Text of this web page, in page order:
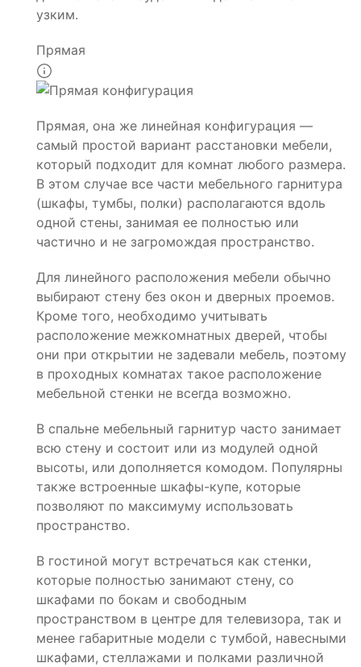
узким.
Прямая
Прямая, она же линейная конфигурация —
самый простой вариант расстановки мебели,
который подходит для комнат любого размера.
В этом случае все части мебельного гарнитура
(шкафы, тумбы, полки) располагаются вдоль
одной стены, занимая ее полностью или
частично и не загромождая пространство.
Для линейного расположения мебели обычно
выбирают стену без окон и дверных проемов.
Кроме того, необходимо учитывать
расположение межкомнатных дверей, чтобы
они при открытии не задевали мебель, поэтому
в проходных комнатах такое расположение
мебельной стенки не всегда возможно.
В спальне мебельный гарнитур часто занимает
всю стену и состоит или из модулей одной
высоты, или дополняется комодом. Популярны
также встроенные шкафы-купе, которые
позволяют по максимуму использовать
пространство.
В гостиной могут встречаться как стенки,
которые полностью занимают стену, со
шкафами по бокам и свободным
пространством в центре для телевизора, так и
менее габаритные модели с тумбой, навесными
шкафами, стеллажами и полками различной